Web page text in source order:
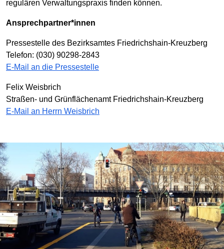
regulären Verwaltungspraxis finden können.
Ansprechpartner*innen
Pressestelle des Bezirksamtes Friedrichshain-Kreuzberg
Telefon: (030) 90298-2843
E-Mail an die Pressestelle
Felix Weisbrich
Straßen- und Grünflächenamt Friedrichshain-Kreuzberg
E-Mail an Herrn Weisbrich